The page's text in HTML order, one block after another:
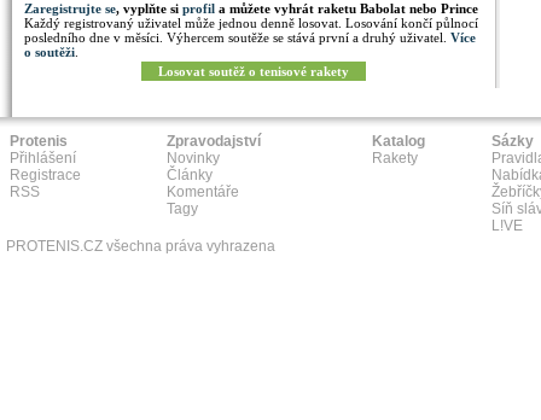
Zaregistrujte se, vyplňte si profil a můžete vyhrát raketu Babolat nebo Prince
Každý registrovaný uživatel může jednou denně losovat. Losování končí půlnocí
posledního dne v měsíci. Výhercem soutěže se stává první a druhý uživatel. Více
o soutěži
Losovat soutěž o tenisové rakety
Protenis
Přihlášení
Registrace
RSS
Zpravodajství
Novinky
Články
Komentáře
Tagy
Katalog
Rakety
Sázky
Síň
L!VE
PROTENIS.CZ všechna práva vyhrazena